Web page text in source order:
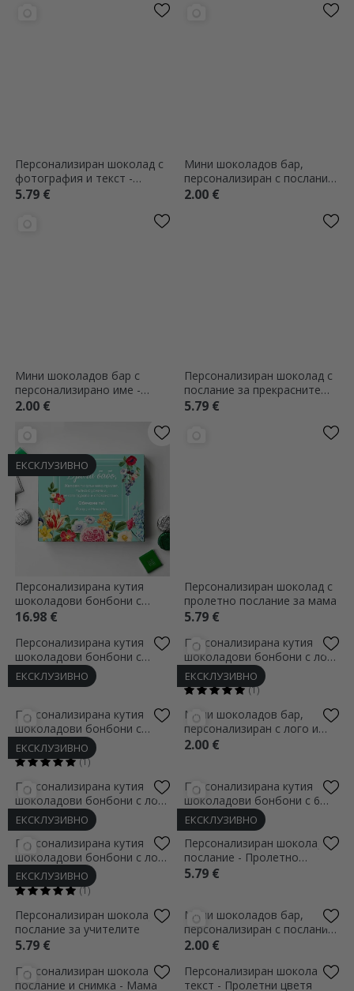
Персонализиран шоколад с
фотография и текст -
Пролетни цветя
5.79 €
Мини шоколадов бар,
персонализиран с послание
и снимка - Красиви цветя
2.00 €
Мини шоколадов бар с
персонализирано име -
Цветя
2.00 €
Персонализиран шоколад с
послание за прекрасните
учители
5.79 €
ЕКСКЛУЗИВНО
Персонализирана кутия
шоколадови бонбони с
послание - Спокойна пролет
16.98 €
Персонализиран шоколад с
пролетно послание за мама
5.79 €
ЕКСКЛУЗИВНО
Персонализирана кутия
шоколадови бонбони с
послание - 8 март
16.98 €
ЕКСКЛУЗИВНО
Персонализирана кутия
шоколадови бонбони с лого
и послание - Цветя
16.98 €
(1)